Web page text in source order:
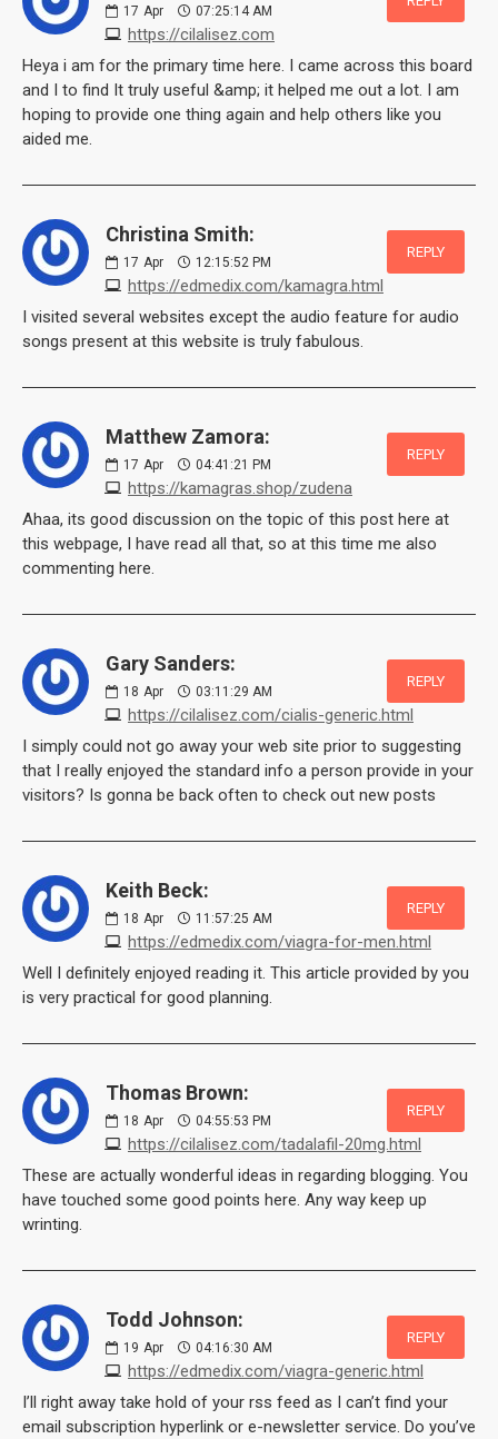
17 Apr 07:25:14 AM
https://cilalisez.com
Heya i am for the primary time here. I came across this board
and I to find It truly useful &amp; it helped me out a lot. I am
hoping to provide one thing again and help others like you
aided me.
Christina Smith:
17 Apr 12:15:52 PM
https://edmedix.com/kamagra.html
REPLY
I visited several websites except the audio feature for audio
songs present at this website is truly fabulous.
Matthew Zamora:
17 Apr 04:41:21 PM
https://kamagras.shop/zudena
REPLY
Ahaa, its good discussion on the topic of this post here at
this webpage, I have read all that, so at this time me also
commenting here.
Gary Sanders:
18 Apr 03:11:29 AM
https://cilalisez.com/cialis-generic.html
REPLY
I simply could not go away your web site prior to suggesting
that I really enjoyed the standard info a person provide in your
visitors? Is gonna be back often to check out new posts
Keith Beck:
18 Apr 11:57:25 AM
https://edmedix.com/viagra-for-men.html
REPLY
Well I definitely enjoyed reading it. This article provided by you
is very practical for good planning.
Thomas Brown:
18 Apr 04:55:53 PM
https://cilalisez.com/tadalafil-20mg.html
REPLY
These are actually wonderful ideas in regarding blogging. You
have touched some good points here. Any way keep up
wrinting.
Todd Johnson:
19 Apr 04:16:30 AM
https://edmedix.com/viagra-generic.html
REPLY
I’ll right away take hold of your rss feed as I can’t find your
email subscription hyperlink or e-newsletter service. Do you’ve